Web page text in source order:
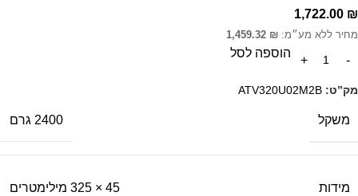
1,722.00 ₪
מחיר ללא מע״מ: 1,459.32 ₪
הוספה לסל
מק”ט: ATV320U02M2B
משקל 2400 גרם
מידות 45 × 325 מילימטרים